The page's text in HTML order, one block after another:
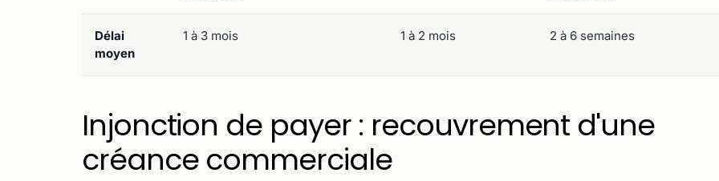
Délai
moyen
1 à 3 mois 1 à 2 mois 2 à 6 semaines
Injonction de payer : recouvrement d'une
créance commerciale